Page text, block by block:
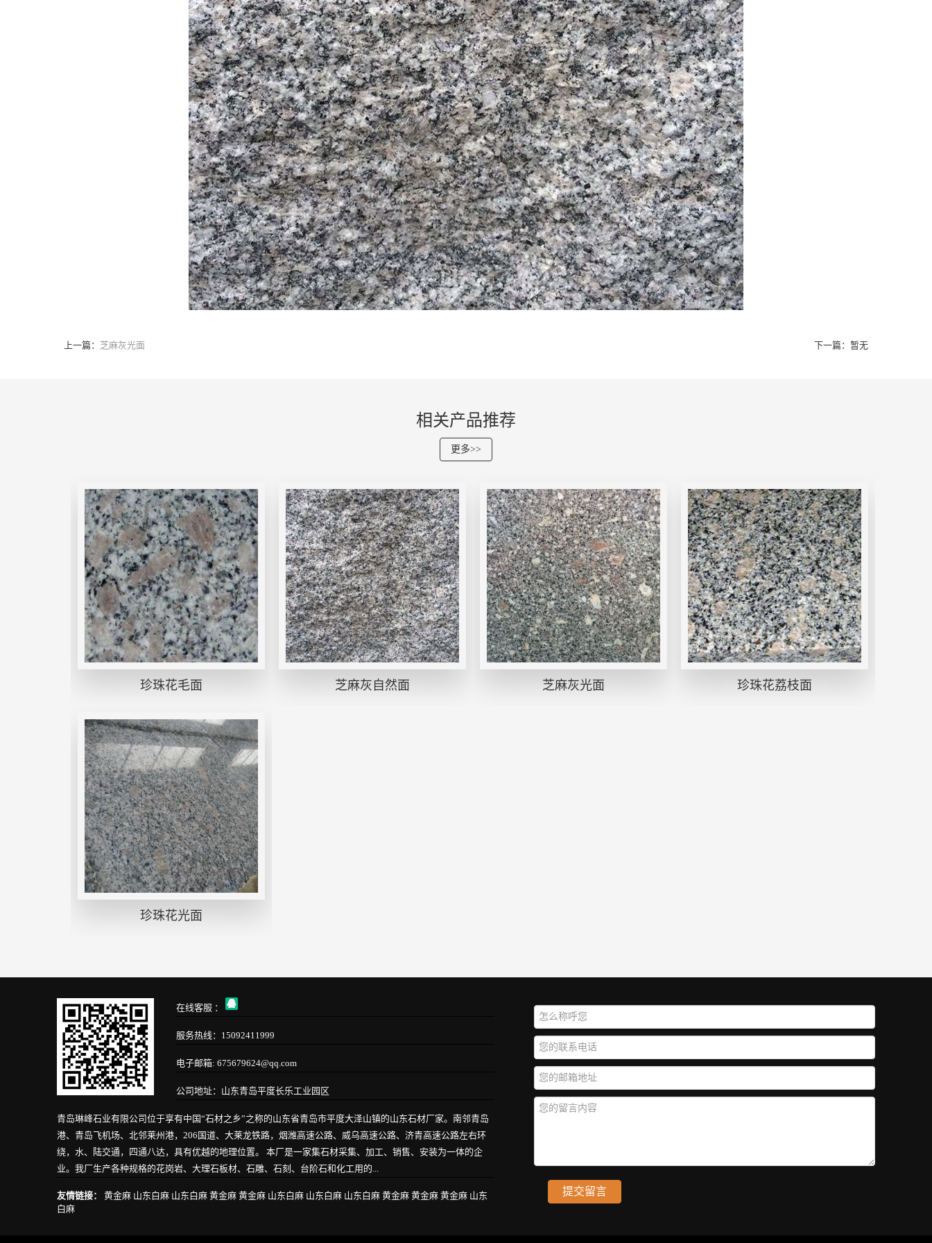
上一篇： 芝麻灰光面 下一篇：暂无
相关产品推荐
更多>>
珍珠花毛面 芝麻灰自然面 芝麻灰光面 珍珠花荔枝面
珍珠花光面
在线客服 ：
服务热线：15092411999
电子邮箱: 675679624@qq.com
公司地址：山东青岛平度长乐工业园区
青岛琳峰石业有限公司位于享有中国“石材之乡”之称的山东省青岛市平度大泽山镇的山东石材厂家。南邻青岛
港、青岛飞机场、北邻莱州港，206国道、大莱龙铁路，烟潍高速公路、威乌高速公路、济青高速公路左右环
绕，水、陆交通，四通八达，具有优越的地理位置。 本厂是一家集石材采集、加工、销售、安装为一体的企
业。我厂生产各种规格的花岗岩、大理石板材、石雕、石刻、台阶石和化工用的...
友情链接： 黄金麻 山东白麻 山东白麻 黄金麻 黄金麻 山东白麻 山东白麻 山东白麻 黄金麻 黄金麻 黄金麻 山东
白麻